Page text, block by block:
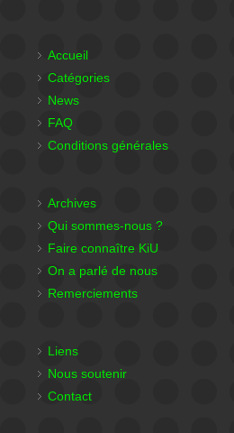
Accueil
Catégories
News
FAQ
Conditions générales
Archives
Qui sommes-nous ?
Faire connaître KiU
On a parlé de nous
Remerciements
Liens
Nous soutenir
Contact